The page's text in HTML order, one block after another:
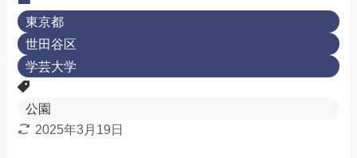
東京都
世田谷区
学芸大学
公園
2025年3月19日